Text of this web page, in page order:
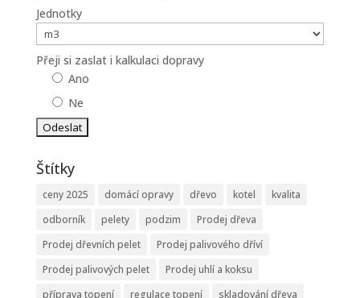
Jednotky
Přeji si zaslat i kalkulaci dopravy
Ano
Ne
Štítky
ceny 2025 domácí opravy dřevo kotel
kvalita
odborník
pelety podzim
Prodej dřeva
Prodej dřevních pelet
Prodej palivového dříví
Prodej palivových pelet
Prodej uhlí a koksu
příprava topení
regulace topení
skladování dřeva